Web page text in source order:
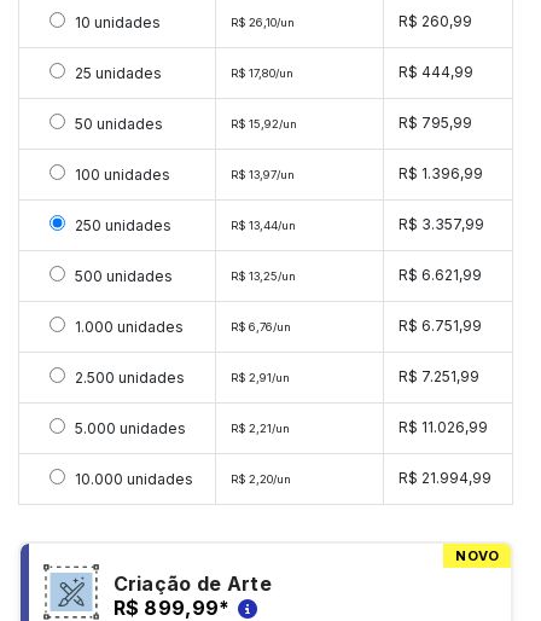
Selecionar 10 unidades
10 unidades R$ 26,10/un R$ 260,99
Selecionar 25 unidades
25 unidades R$ 17,80/un R$ 444,99
Selecionar 50 unidades
50 unidades R$ 15,92/un R$ 795,99
Selecionar 100 unidades
100 unidades R$ 13,97/un R$ 1.396,99
Selecionar 250 unidades
250 unidades R$ 13,44/un R$ 3.357,99
Selecionar 500 unidades
500 unidades R$ 13,25/un R$ 6.621,99
Selecionar 1000 unidades
1.000 unidades R$ 6,76/un R$ 6.751,99
Selecionar 2500 unidades
2.500 unidades R$ 2,91/un R$ 7.251,99
Selecionar 5000 unidades
5.000 unidades R$ 2,21/un R$ 11.026,99
Selecionar 10000 unidades
10.000 unidades R$ 2,20/un R$ 21.994,99
NOVO
Criação de Arte
R$ 899,99*